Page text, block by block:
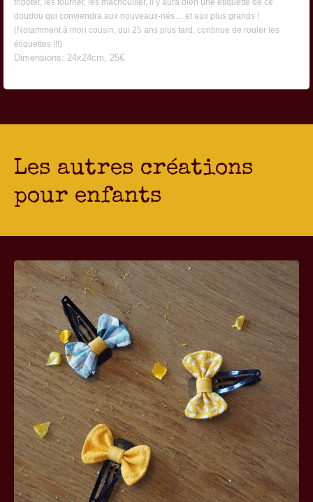
tripoter, les tourner, les mâchouiller, il y aura bien une étiquette de ce
doudou qui conviendra aux nouveaux-nés… et aux plus grands !
(Notamment à mon cousin, qui 25 ans plus tard, continue de rouler les
étiquettes !!!)
Dimensions: 24x24cm, 25€
Les autres créations
pour enfants